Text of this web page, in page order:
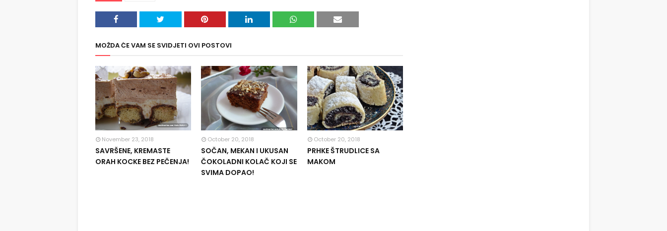
MOŽDA ĆE VAM SE SVIDJETI OVI POSTOVI
November 23, 2018
SAVRŠENE, KREMASTE
ORAH KOCKE BEZ PEČENJA!
October 20, 2018
SOČAN, MEKAN I UKUSAN
ČOKOLADNI KOLAČ KOJI SE
SVIMA DOPAO!
October 20, 2018
PRHKE ŠTRUDLICE SA
MAKOM